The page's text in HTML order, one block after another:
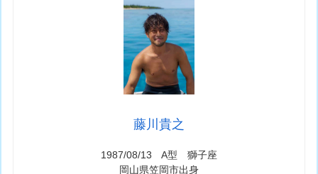
藤川貴之
1987/08/13 A型 獅子座
岡山県笠岡市出身